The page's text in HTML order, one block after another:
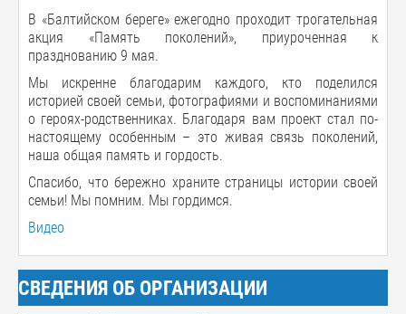
В «Балтийском береге» ежегодно проходит трогательная
акция «Память поколений», приуроченная к
празднованию 9 мая.
Мы искренне благодарим каждого, кто поделился
историей своей семьи, фотографиями и воспоминаниями
о героях-родственниках. Благодаря вам проект стал по-
настоящему особенным – это живая связь поколений,
наша общая память и гордость.
Спасибо, что бережно храните страницы истории своей
семьи! Мы помним. Мы гордимся.
Видео
СВЕДЕНИЯ ОБ ОРГАНИЗАЦИИ